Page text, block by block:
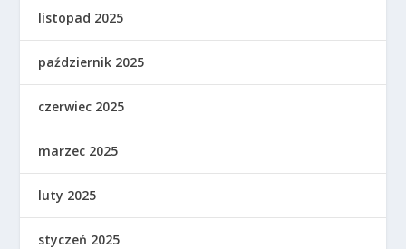
listopad 2025
październik 2025
czerwiec 2025
marzec 2025
luty 2025
styczeń 2025